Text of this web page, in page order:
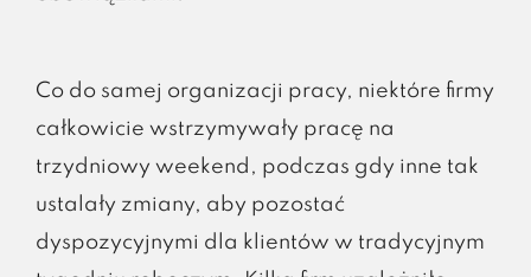
Co do samej organizacji pracy, niektóre firmy
całkowicie wstrzymywały pracę na
trzydniowy weekend, podczas gdy inne tak
ustalały zmiany, aby pozostać
dyspozycyjnymi dla klientów w tradycyjnym